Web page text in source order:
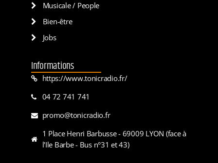
Musicale / People
Bien-être
Jobs
Informations
https://www.tonicradio.fr/
04 72 741 741
promo@tonicradio.fr
1 Place Henri Barbusse - 69009 LYON (face à
l'Ile Barbe - Bus n°31 et 43)